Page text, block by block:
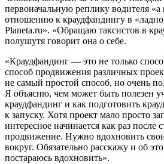
первоначальную реплику водителя
отношению к краудфандингу в
Planeta.ru». «Обращаю таксистов в
полушутя говорит она о себе.
«Краудфандинг — это не только
способ продвижения различных
не самый простой способ, но очень
Я объясню, чем может быть полезен
краудфандинг и как подготовить
к запуску. Хотя проект мало просто
интересное начинается как раз после
продвижение. Нужно вдохновить
вокруг. Обязательно расскажу и об
постараюсь вдохновить».